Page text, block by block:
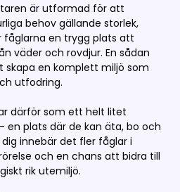
är utformad för att
behov gällande storlek,
fåglarna en trygg plats att
väder och rovdjur. En sådan
en komplett miljö som
utfodring.
därför som ett helt litet
en plats där de kan äta, bo och
innebär det fler fåglar i
och en chans att bidra till
rik utemiljö.